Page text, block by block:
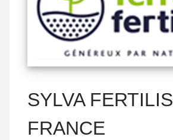
SYLVA FERTILIS
FRANCE